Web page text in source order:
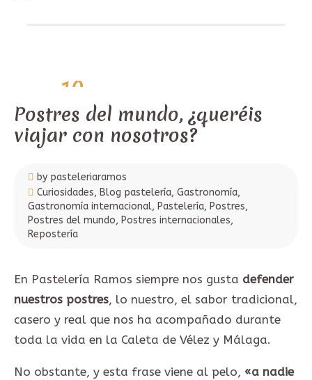
10
julio, 2021
Postres del mundo, ¿queréis
viajar con nosotros?
by pasteleriaramos
Curiosidades, Blog pastelería, Gastronomía,
Gastronomía internacional, Pastelería, Postres,
Postres del mundo, Postres internacionales,
Repostería
En Pastelería Ramos siempre nos gusta defender
nuestros postres, lo nuestro, el sabor tradicional,
casero y real que nos ha acompañado durante
toda la vida en la Caleta de Vélez y Málaga.
No obstante, y esta frase viene al pelo, «a nadie